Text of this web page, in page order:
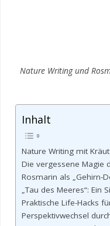
Nature Writing und
Inhalt
Nature Writing mit
Die vergessene Magie
Rosmarin als „Gehirn-
„Tau des Meeres“: Ein
Praktische Life-Hacks
Perspektivwechsel